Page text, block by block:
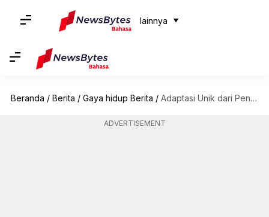
lainnya
Beranda / Berita / Gaya hidup Berita / Adaptasi Unik dari Penguin dengan Iklim yang Dingin
ADVERTISEMENT